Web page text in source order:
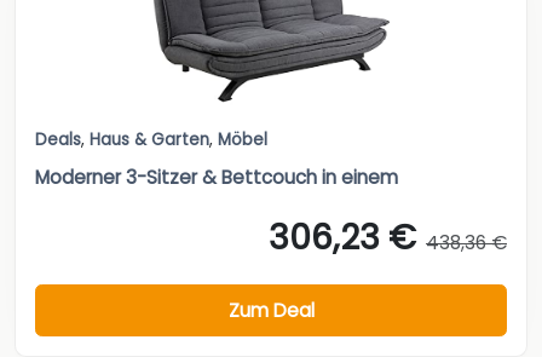
Deals, Haus & Garten, Möbel
Moderner 3-Sitzer & Bettcouch in einem
306,23 € 438,36 €
Zum Deal